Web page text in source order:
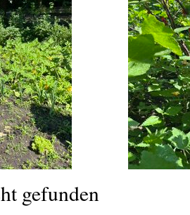
gefunden